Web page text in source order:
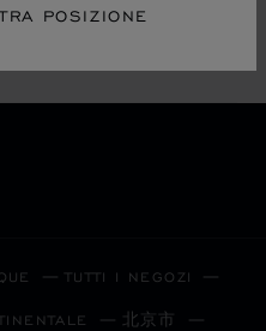
POSIZIONE
TUTTI I NEGOZI
北京市